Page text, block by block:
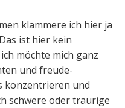
klammere ich hier ja
ist hier kein
möchte mich ganz
und freude-
konzentrieren und
schwere oder traurige